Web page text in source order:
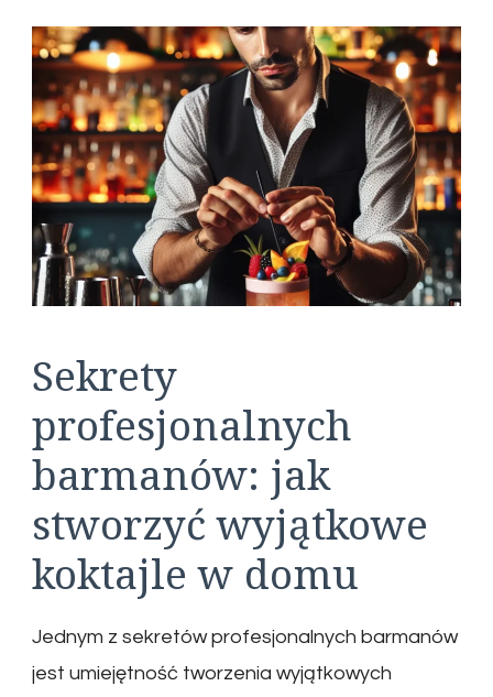
Sekrety
profesjonalnych
barmanów: jak
stworzyć wyjątkowe
koktajle w domu
Jednym z sekretów profesjonalnych barmanów
jest umiejętność tworzenia wyjątkowych